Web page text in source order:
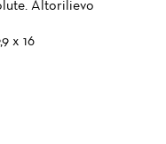
Altorilievo
x 16